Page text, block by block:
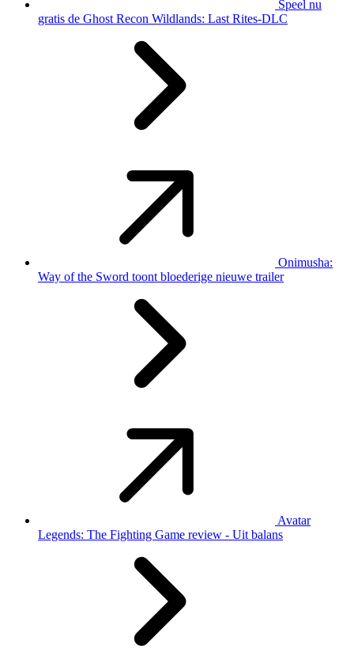
Speel nu
gratis de Ghost Recon Wildlands: Last Rites-DLC
Onimusha:
Way of the Sword toont bloederige nieuwe trailer
Avatar
Legends: The Fighting Game review - Uit balans